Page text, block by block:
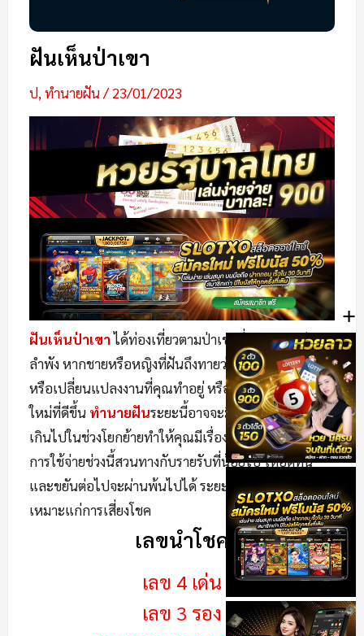
ฝันเห็นป่าเขา
ป, ทำนายฝัน/23/01/2023
ฝันเห็นป่าเขาได้ท่องเที่ยวตามป่าเขาที่อสนสงบเพียง
ลำพัง หากชายหรือหญิงที่ฝันถึงทายว่าจะมีการโยกย้าย
หรือเปลี่ยนแปลงงานที่คุณทำอยู่ หรืออาจจะได้ย้ายบ้าน
ใหม่ที่ดีขึ้น ทำนายฝันระยะนี้อาจจะมีค่าใช้จ่ายที่มาก
เกินไปในช่วงโยกย้ายทำให้คุณมีเรื่องปวดหัว เครียดบ้าง
การใช้จ่ายช่วงนี้สวนทางกับรายรับที่น้อยไป ให้อดทน
และขยันต่อไปจะผ่านพ้นไปได้ ระยะนี้เป็นช่วงกอบโกย
เหมาะแก่การเสี่ยงโชค
เลขนำโชค
เลข 4 เด่น
เลข 3 รอง
+